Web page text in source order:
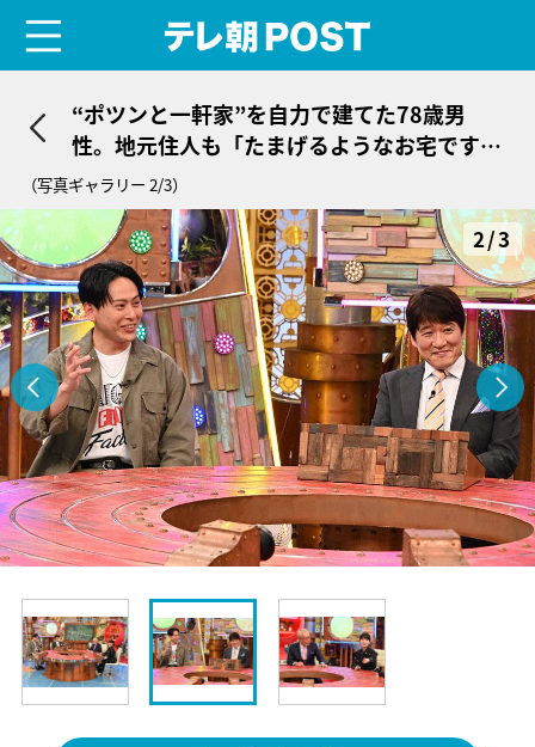
“ポツンと一軒家”を自力で建てた78歳男
性。地元住人も「たまげるようなお宅です
よ！」
（写真ギャラリー 2/3）
2/3